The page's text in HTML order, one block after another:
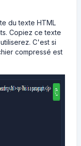
du texte HTML
Copiez ce texte
C'est si
compressé est